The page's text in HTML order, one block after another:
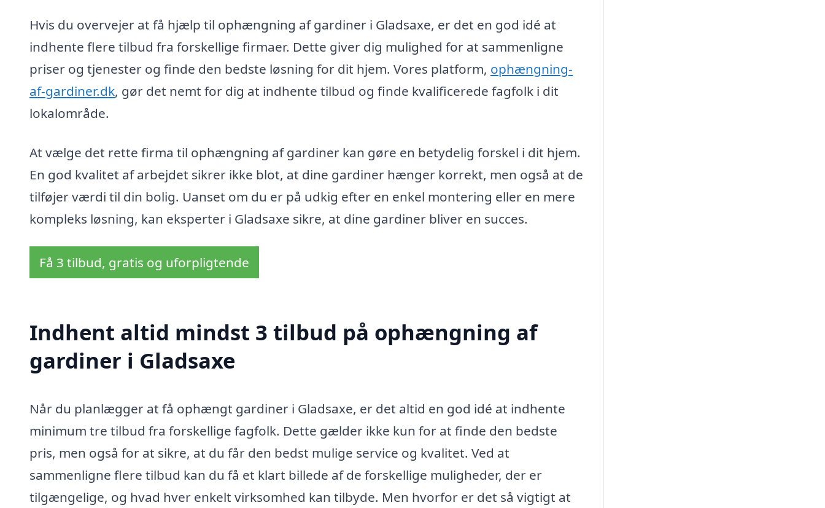
Hvis du overvejer at få hjælp til ophængning af gardiner i Gladsaxe, er det en god idé at
indhente flere tilbud fra forskellige firmaer. Dette giver dig mulighed for at sammenligne
priser og tjenester og finde den bedste løsning for dit hjem. Vores platform, ophængning-
af-gardiner.dk, gør det nemt for dig at indhente tilbud og finde kvalificerede fagfolk i dit
lokalområde.
At vælge det rette firma til ophængning af gardiner kan gøre en betydelig forskel i dit hjem.
En god kvalitet af arbejdet sikrer ikke blot, at dine gardiner hænger korrekt, men også at de
tilføjer værdi til din bolig. Uanset om du er på udkig efter en enkel montering eller en mere
kompleks løsning, kan eksperter i Gladsaxe sikre, at dine gardiner bliver en succes.
Få 3 tilbud, gratis og uforpligtende
Indhent altid mindst 3 tilbud på ophængning af
gardiner i Gladsaxe
Når du planlægger at få ophængt gardiner i Gladsaxe, er det altid en god idé at indhente
minimum tre tilbud fra forskellige fagfolk. Dette gælder ikke kun for at finde den bedste
pris, men også for at sikre, at du får den bedst mulige service og kvalitet. Ved at
sammenligne flere tilbud kan du få et klart billede af de forskellige muligheder, der er
tilgængelige, og hvad hver enkelt virksomhed kan tilbyde. Men hvorfor er det så vigtigt at